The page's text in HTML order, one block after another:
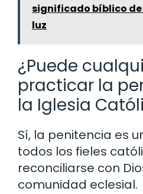
significado bíblico de
luz
¿Puede
practicar la
la Iglesia
Sí, la penitencia es
todos los fieles
reconciliarse con
comunidad eclesial.